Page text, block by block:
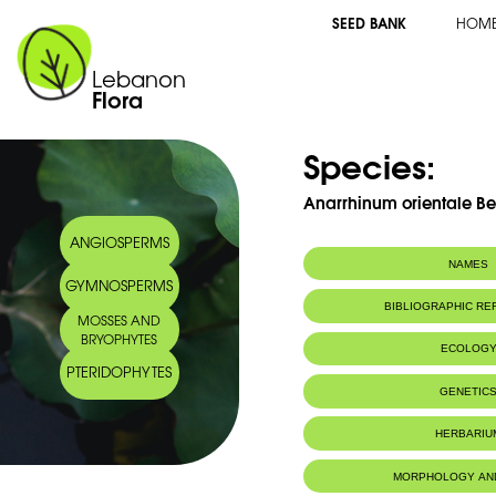
Lebanon
Flora
SEED BANK
ANGIOSPERMS
GYMNOSPERMS
MOSSES AND
BRYOPHYTES
PTERIDOPHYTES
Species:
Anarrhinum orientale
NAMES
Common name: Anarrhinum
Arabic name: , سنبلة النسم
BIBLIOGRAPHIC
ECOLOGY
MORPHOLOGY